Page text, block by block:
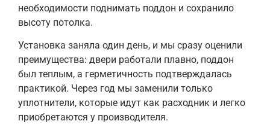
необходимости поднимать поддон и сохранило
высоту потолка.
Установка заняла один день, и мы сразу оценили
преимущества: двери работали плавно, поддон
был теплым, а герметичность подтверждалась
практикой. Через год мы заменили только
уплотнители, которые идут как расходник и легко
приобретаются у производителя.